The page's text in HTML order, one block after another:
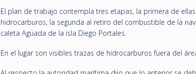
El plan de trabajo contempla tres etapas, la primera de
hidrocarburos, la segunda al retiro del combustible de la
caleta Agüada de la isla Diego Portales.
En el lugar son visibles trazas de hidrocarburos fuera del